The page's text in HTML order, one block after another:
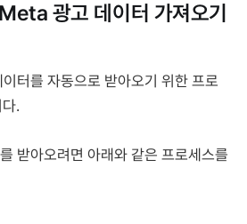
광고 데이터 가져오기
터를 자동으로 받아오기 위한 프로
.
받아오려면 아래와 같은 프로세스를